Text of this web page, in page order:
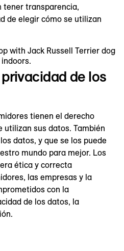
tener transparencia,
de elegir cómo se utilizan
de los
tienen el derecho
utilizan sus datos. También
datos, y que se los puede
mundo para mejor. Los
ética y correcta
las empresas y la
con la
de los datos, la